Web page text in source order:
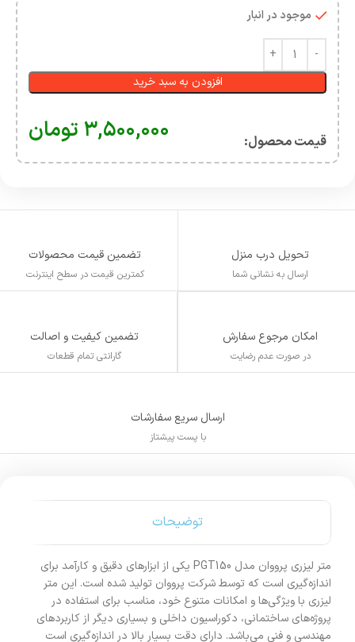
موجود در انبار
افزودن به سبد خرید
قیمت محصول:​ ۳,۵۰۰,۰۰۰ تومان
تحویل درب منزل
ارسال به نشانی شما
تضمین قیمت محصولات
کمترین قیمت در سطح اینترنت
امکان مرجوع سفارش
در صورت عدم رضایت
تضمین کیفیت و اصالت
گارانتی تمام قطعات
ارسال سریع سفارشات
با پست پیشتاز
توضیحات
متر لیزری پرووان مدل PGT150 یکی از ابزارهای دقیق و کارآمد برای
اندازه‌گیری است که توسط شرکت پرووان تولید شده است. این متر
لیزری با ویژگی‌ها و امکانات متنوع خود، مناسب برای استفاده در
پروژه‌های ساختمانی، دکوراسیون داخلی و بسیاری دیگر از کاربردهای
مهندسی و فنی می‌باشد. دارای دقت بسیار بالا در اندازه‌گیری است